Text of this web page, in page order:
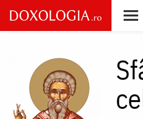
main